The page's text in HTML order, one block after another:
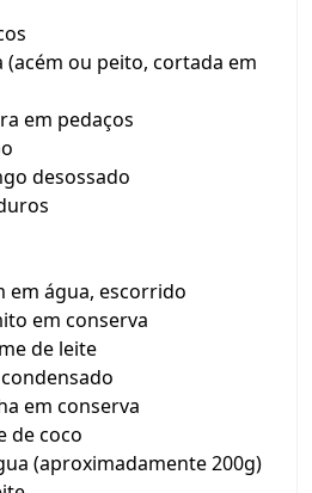
(acém ou peito, cortada em
em pedaços
desossado
em água, escorrido
em conserva
de leite
em conserva
de coco
(aproximadamente 200g)